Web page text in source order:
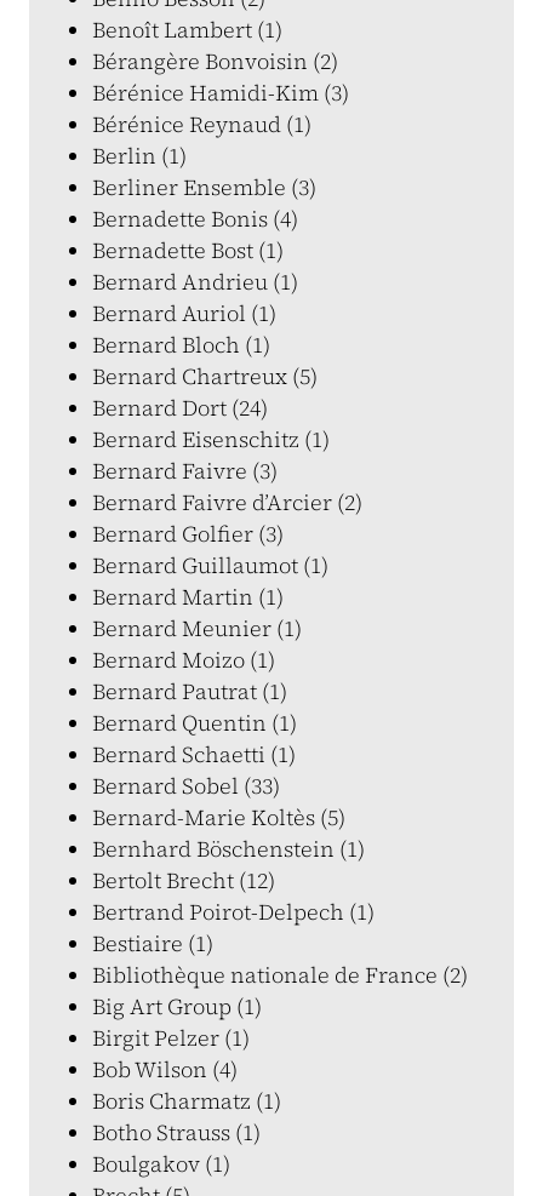
Benoît Lambert (1)
Bérangère Bonvoisin (2)
Bérénice Hamidi-Kim (3)
Bérénice Reynaud (1)
Berlin (1)
Berliner Ensemble (3)
Bernadette Bonis (4)
Bernadette Bost (1)
Bernard Andrieu (1)
Bernard Auriol (1)
Bernard Bloch (1)
Bernard Chartreux (5)
Bernard Dort (24)
Bernard Eisenschitz (1)
Bernard Faivre (3)
Bernard Faivre d’Arcier (2)
Bernard Golfier (3)
Bernard Guillaumot (1)
Bernard Martin (1)
Bernard Meunier (1)
Bernard Moizo (1)
Bernard Pautrat (1)
Bernard Quentin (1)
Bernard Schaetti (1)
Bernard Sobel (33)
Bernard-Marie Koltès (5)
Bernhard Böschenstein (1)
Bertolt Brecht (12)
Bertrand Poirot-Delpech (1)
Bestiaire (1)
Bibliothèque nationale de France (2)
Big Art Group (1)
Birgit Pelzer (1)
Bob Wilson (4)
Boris Charmatz (1)
Botho Strauss (1)
Boulgakov (1)